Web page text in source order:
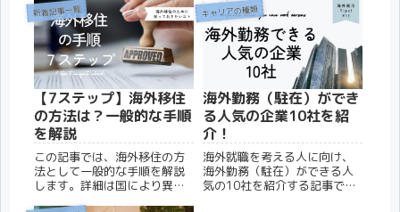
新着記事一覧
【7ステップ】海外移住
の方法は？一般的な手順
を解説
この記事では、海外移住の方
法として一般的な手順を解説
します。詳細は国により異な
キャリアの種類
海外勤務（駐在）ができ
る人気の企業10社を紹
介！
海外就職を考える人に向け、
海外勤務（駐在）ができる人
気の10社を紹介する記事で